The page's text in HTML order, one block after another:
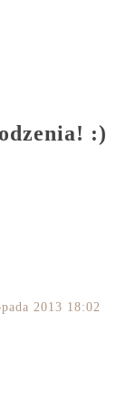
:)
2013 18:02